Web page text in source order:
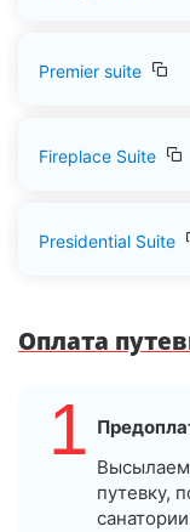
Premier suite
Fireplace Suite
Presidential Suite
Оплата
1
путевку,